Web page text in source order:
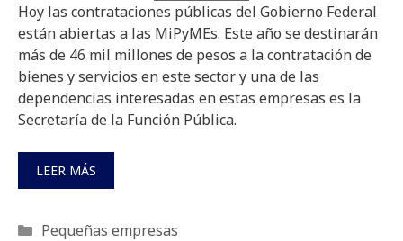
Hoy las contrataciones públicas del Gobierno Federal
están abiertas a las MiPyMEs. Este año se destinarán
más de 46 mil millones de pesos a la contratación de
bienes y servicios en este sector y una de las
dependencias interesadas en estas empresas es la
Secretaría de la Función Pública.
LEER MÁS
Categorías
Pequeñas empresas